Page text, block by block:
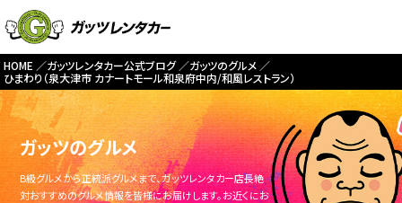
HOME ガッツレンタカー公式ブログ
ガッツのグルメ
ひまわり（泉大津市 カナートモール和泉府中内/和風レストラン）
ガッツのグルメ
B級グルメから正統派グルメまで、ガッツレンタカー店長絶
対おすすめのグルメ情報を皆様にお届けします。お近くにお